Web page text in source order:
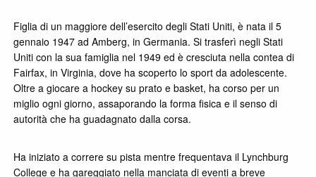
Figlia di un maggiore dell’esercito degli Stati Uniti, è nata il 5
gennaio 1947 ad Amberg, in Germania. Si trasferì negli Stati
Uniti con la sua famiglia nel 1949 ed è cresciuta nella contea di
Fairfax, in Virginia, dove ha scoperto lo sport da adolescente.
Oltre a giocare a hockey su prato e basket, ha corso per un
miglio ogni giorno, assaporando la forma fisica e il senso di
autorità che ha guadagnato dalla corsa.
Ha iniziato a correre su pista mentre frequentava il Lynchburg
College e ha gareggiato nella manciata di eventi a breve